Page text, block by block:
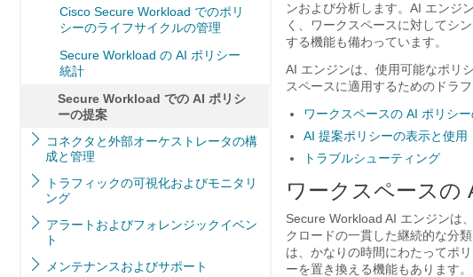
Cisco Secure Workload でのポリ
シーのライフサイクルの管理
Secure Workload の AI ポリシー
統計
Secure Workload での AI ポリシ
ーの提案
コネクタと外部オーケストレータの構
成と管理
トラフィックの可視化およびモニタリ
ング
アラートおよびフォレンジックイベン
ト
メンテナンスおよびサポート
ンおよび分析します。AI エンジン
く、ワークスペースに対してシ
する機能も備わっています。
AI エンジンは、使用可能なポリ
スペースに適用するためのドラ
ワークスペースの AI ポリシ
AI 提案ポリシーの表示と使用
トラブルシューティング
ワークスペースの
Secure Workload AI エンジンは
クロードの一貫した継続的な分
は、かなりの時間にわたってポ
ーを置き換える機能もあります。